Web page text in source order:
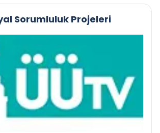
Sorumluluk Projeleri